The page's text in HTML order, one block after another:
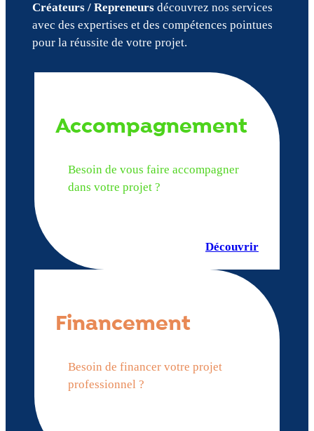
Créateurs / Repreneursdécouvrez nos services
avec des expertises et des compétences pointues
pour la réussite de votre projet.
Accompagnement
Besoin de vous faire accompagner
dans votre projet ?
Découvrir
Financement
Besoin de financer votre projet
professionnel ?